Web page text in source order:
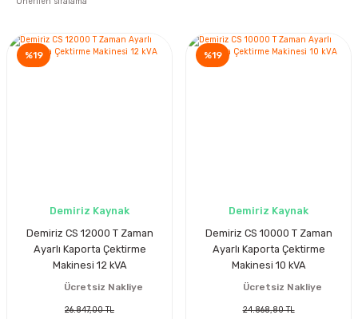
%19
Demiriz Kaynak
Demiriz CS 12000 T Zaman
Ayarlı Kaporta Çektirme
Makinesi 12 kVA
Ücretsiz Nakliye
26.847,00 TL
%19
Demiriz Kaynak
Demiriz CS 10000 T Zaman
Ayarlı Kaporta Çektirme
Makinesi 10 kVA
Ücretsiz Nakliye
24.868,80 TL